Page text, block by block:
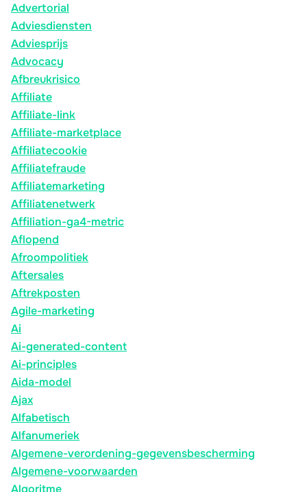
Advertorial
Adviesdiensten
Adviesprijs
Advocacy
Afbreukrisico
Affiliate
Affiliate-link
Affiliate-marketplace
Affiliatecookie
Affiliatefraude
Affiliatemarketing
Affiliatenetwerk
Affiliation-ga4-metric
Aflopend
Afroompolitiek
Aftersales
Aftrekposten
Agile-marketing
Ai
Ai-generated-content
Ai-principles
Aida-model
Ajax
Alfabetisch
Alfanumeriek
Algemene-verordening-gegevensbescherming
Algemene-voorwaarden